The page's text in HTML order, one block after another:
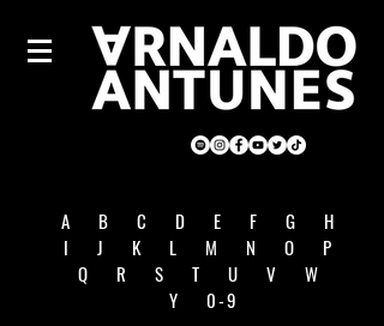
A B C D E F G
H
I
J K L M N O
P
Q
R S T U V
W
Y
0-9